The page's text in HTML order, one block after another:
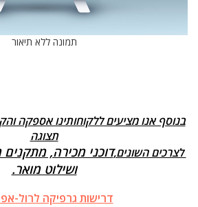
בנוסף אנו מציעים ללקוחותינו אספקה
תצוגה
לצרכים השונים,דוכני מכירה, מתקנים
ושילוט מואר.
דרישות גרפיקה לרול-אפ